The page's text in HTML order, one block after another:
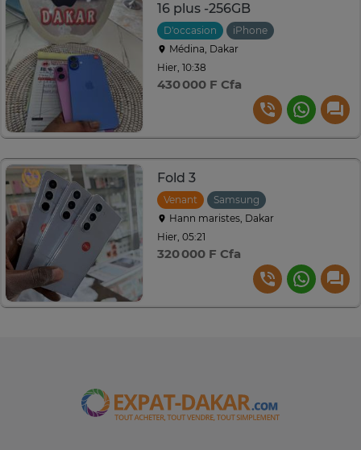
16 plus -256GB
D'occasion
iPhone
Médina, Dakar
Hier, 10:38
430 000 F Cfa
Fold 3
Venant
Samsung
Hann maristes, Dakar
Hier, 05:21
320 000 F Cfa